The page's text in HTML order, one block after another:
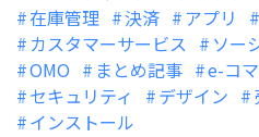
在庫管理
決済 アプリ
カスタマーサービス
ソー
OMO
まとめ記事 e-コ
セキュリティ
デザイン
インストール